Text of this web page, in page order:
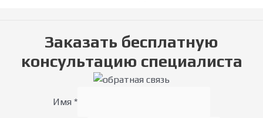
Заказать бесплатную
консультацию специалиста
Имя *